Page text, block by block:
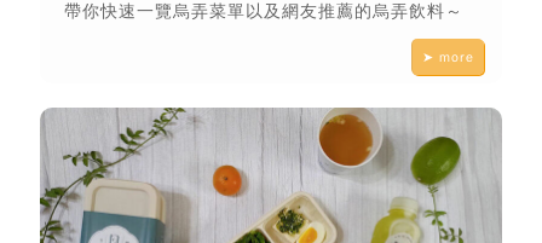
帶你快速一覽烏弄菜單以及網友推薦的烏弄飲料～
➤ more